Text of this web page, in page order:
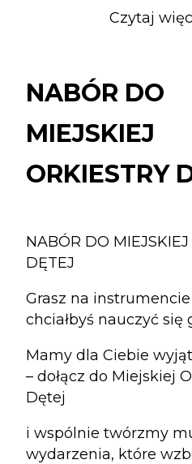
Czytaj
NABÓR DO
MIEJSKIEJ
ORKIESTRY
NABÓR DO MIEJSKIEJ
DĘTEJ
Grasz na
chciałbyś nauczyć się
Mamy dla Ciebie
– dołącz do Miejskiej
Dętej
i wspólnie twórzmy
wydarzenia, które